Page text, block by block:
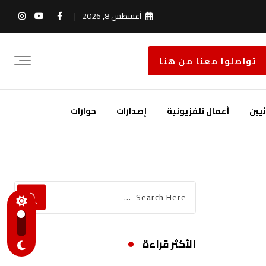
أغسطس 8, 2026
تواصلوا معنا من هنا
أعمال تلفزيونية إصدارات حوارات
الأكثر قراءة